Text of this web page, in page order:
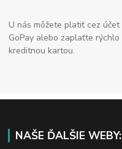
U nás môžete platiť cez účet
GoPay alebo zaplaťte rýchlo
kreditnou kartou.
NAŠE ĎALŠIE WEBY: